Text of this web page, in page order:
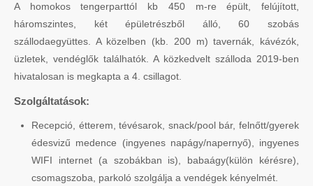
A homokos tengerparttól kb 450 m-re épült, felújított,
háromszintes, két épületrészből álló, 60 szobás
szállodaegyüttes. A közelben (kb. 200 m) tavernák, kávézók,
üzletek, vendéglők találhatók. A közkedvelt szálloda 2019-ben
hivatalosan is megkapta a 4. csillagot.
Szolgáltatások:
Recepció, étterem, tévésarok, snack/pool bár, felnőtt/gyerek
édesvizű medence (ingyenes napágy/napernyő), ingyenes
WIFI internet (a szobákban is), babaágy(külön kérésre),
csomagszoba, parkoló szolgálja a vendégek kényelmét.